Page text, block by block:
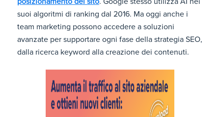
suoi algoritmi di ranking dal 2016. Ma oggi anche i
team marketing possono accedere a soluzioni
avanzate per supportare ogni fase della strategia SEO,
dalla ricerca keyword alla creazione dei contenuti.